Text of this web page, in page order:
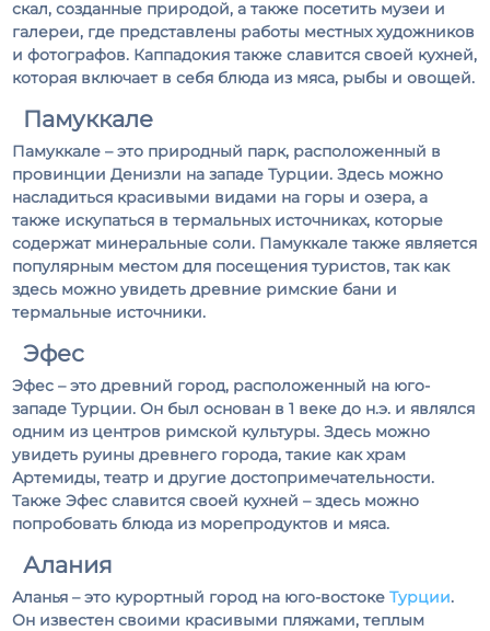
скал, созданные природой, а также посетить музеи и
галереи, где представлены работы местных художников
и фотографов. Каппадокия также славится своей кухней,
которая включает в себя блюда из мяса, рыбы и овощей.
Памуккале
Памуккале – это природный парк, расположенный в
провинции Денизли на западе Турции. Здесь можно
насладиться красивыми видами на горы и озера, а
также искупаться в термальных источниках, которые
содержат минеральные соли. Памуккале также является
популярным местом для посещения туристов, так как
здесь можно увидеть древние римские бани и
термальные источники.
Эфес
Эфес – это древний город, расположенный на юго-
западе Турции. Он был основан в 1 веке до н.э. и являлся
одним из центров римской культуры. Здесь можно
увидеть руины древнего города, такие как храм
Артемиды, театр и другие достопримечательности.
Также Эфес славится своей кухней – здесь можно
попробовать блюда из морепродуктов и мяса.
Алания
Аланья – это курортный город на юго-востокеТурции.
Он известен своими красивыми пляжами, теплым